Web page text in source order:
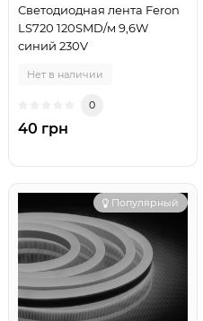
Светодиодная лента Feron
LS720 120SMD/м 9,6W
синий 230V
Нет в наличии
0
40 грн
Популярный